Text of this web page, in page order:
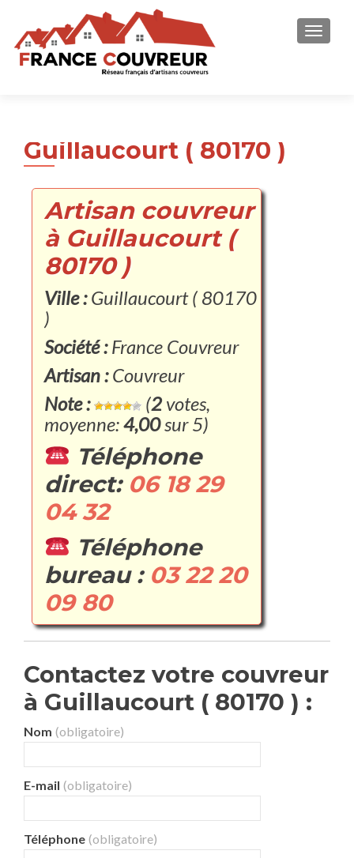
Guillaucourt ( 80170 )
Artisan couvreur
à Guillaucourt (
80170 )
Ville :Guillaucourt ( 80170
)
Société :France Couvreur
Artisan :Couvreur
Note :
(2votes,
moyenne:4,00sur 5)
Téléphone
direct: 06 18 29
04 32
Téléphone
bureau : 03 22 20
09 80
Contactez votre couvreur
à Guillaucourt ( 80170 ) :
Nom (obligatoire)
E-mail (obligatoire)
Téléphone (obligatoire)